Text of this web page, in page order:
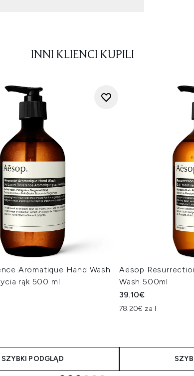
INNI KLIENCI KUPILI
Aromatique Hand Wash
rąk 500 ml
SZYBKI PODGLĄD
Aesop
Wash 500ml
39.10€
78.20€ za l